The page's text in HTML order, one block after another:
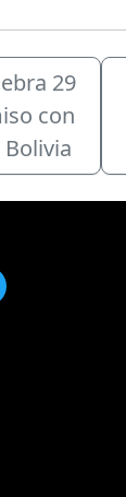
29
con